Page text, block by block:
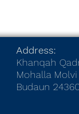
Address:
Khanqah
Mohalla Molvi
Budaun